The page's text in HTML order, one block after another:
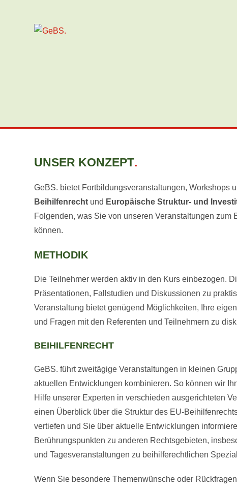
UNSER KONZEPT.
GeBS. bietet Fortbildungsveranstaltungen, Workshops
Beihilfenrecht und Europäische Struktur- und
Folgenden, was Sie von unseren Veranstaltungen zum
können.
METHODIK
Die Teilnehmer werden aktiv in den Kurs einbezogen.
Präsentationen, Fallstudien und Diskussionen zu
Veranstaltung bietet genügend Möglichkeiten, Ihre
und Fragen mit den Referenten und Teilnehmern zu
BEIHILFENRECHT
GeBS. führt zweitägige Veranstaltungen in kleinen
aktuellen Entwicklungen kombinieren. So können wir
Hilfe unserer Experten in verschieden ausgerichteten
einen Überblick über die Struktur des EU-
vertiefen und Sie über aktuelle Entwicklungen
Berührungspunkten zu anderen Rechtsgebieten,
und Tagesveranstaltungen zu beihilferechtlichen
Wenn Sie besondere Themenwünsche oder